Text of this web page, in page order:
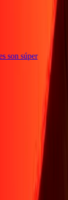
son súper
Blog
Transferencia
Conviértete
Política de privacidad
condiciones